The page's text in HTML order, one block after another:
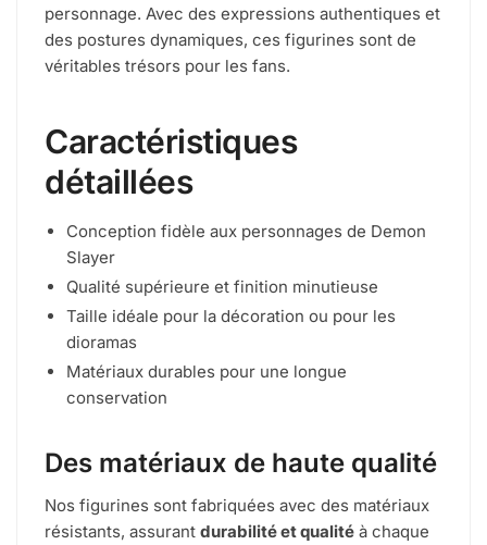
personnage. Avec des expressions authentiques et
des postures dynamiques, ces figurines sont de
véritables trésors pour les fans.
Caractéristiques
détaillées
Conception fidèle aux personnages de Demon
Slayer
Qualité supérieure et finition minutieuse
Taille idéale pour la décoration ou pour les
dioramas
Matériaux durables pour une longue
conservation
Des matériaux de haute qualité
Nos figurines sont fabriquées avec des matériaux
résistants, assurant durabilité et qualité à chaque